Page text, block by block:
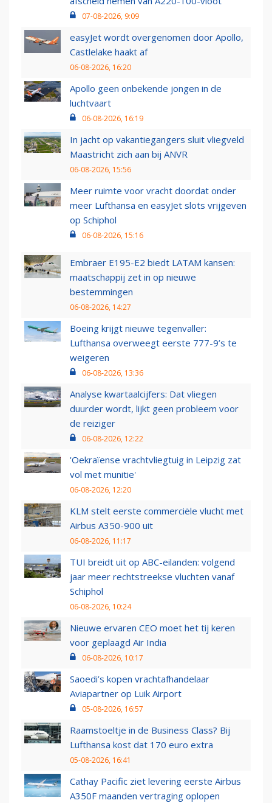
07-08-2026, 9:09
easyJet wordt overgenomen door Apollo,
Castlelake haakt af
06-08-2026, 16:20
Apollo geen onbekende jongen in de
luchtvaart
06-08-2026, 16:19
In jacht op vakantiegangers sluit vliegveld
Maastricht zich aan bij ANVR
06-08-2026, 15:56
Meer ruimte voor vracht doordat onder
meer Lufthansa en easyJet slots vrijgeven
op Schiphol
06-08-2026, 15:16
Embraer E195-E2 biedt LATAM kansen:
maatschappij zet in op nieuwe
bestemmingen
06-08-2026, 14:27
Boeing krijgt nieuwe tegenvaller:
Lufthansa overweegt eerste 777-9’s te
weigeren
06-08-2026, 13:36
Analyse kwartaalcijfers: Dat vliegen
duurder wordt, lijkt geen probleem voor
de reiziger
06-08-2026, 12:22
'Oekraïense vrachtvliegtuig in Leipzig zat
vol met munitie'
06-08-2026, 12:20
KLM stelt eerste commerciële vlucht met
Airbus A350-900 uit
06-08-2026, 11:17
TUI breidt uit op ABC-eilanden: volgend
jaar meer rechtstreekse vluchten vanaf
Schiphol
06-08-2026, 10:24
Nieuwe ervaren CEO moet het tij keren
voor geplaagd Air India
06-08-2026, 10:17
Saoedi’s kopen vrachtafhandelaar
Aviapartner op Luik Airport
05-08-2026, 16:57
Raamstoeltje in de Business Class? Bij
Lufthansa kost dat 170 euro extra
05-08-2026, 16:41
Cathay Pacific ziet levering eerste Airbus
A350F maanden vertraging oplopen